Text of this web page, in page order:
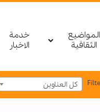
المواضيع
الثقافية
خدمة
الاخبار
كل العناوين